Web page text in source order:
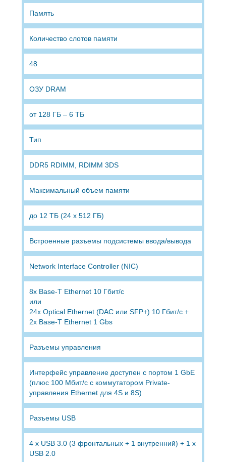
Память
Количество слотов памяти
48
ОЗУ DRAM
от 128 ГБ – 6 ТБ
Тип
DDR5 RDIMM, RDIMM 3DS
Максимальный объем памяти
до 12 ТБ (24 х 512 ГБ)
Встроенные разъемы подсистемы ввода/вывода
Network Interface Controller (NIC)
8x Base-T Ethernet 10 Гбит/c
или
24x Optical Ethernet (DAC или SFP+) 10 Гбит/с +
2x Base-T Ethernet 1 Gbs
Разъемы управления
Интерфейс управление доступен с портом 1 GbE
(плюс 100 Мбит/c с коммутатором Private-
управления Ethernet для 4S и 8S)
Разъемы USB
4 x USB 3.0 (3 фронтальных + 1 внутренний) + 1 х
USB 2.0